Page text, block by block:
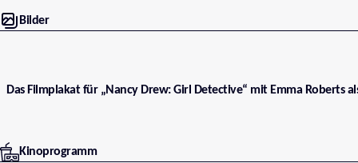
Bilder
Das Filmplakat für „Nancy Drew: Girl Detective“ mit Emma Roberts
Kinoprogramm